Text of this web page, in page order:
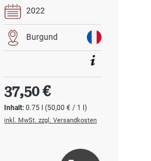
2022
Burgund
Inhalt:0.75 l(50,00 € / 1 l)
Regulärer Preis:
37,50 €
inkl. MwSt. zzgl. Versandkosten